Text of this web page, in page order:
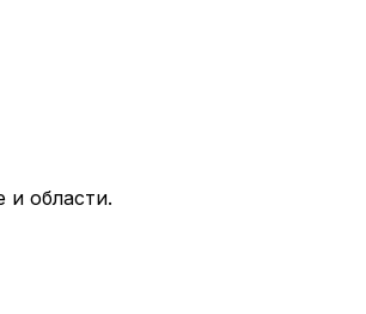
и области.